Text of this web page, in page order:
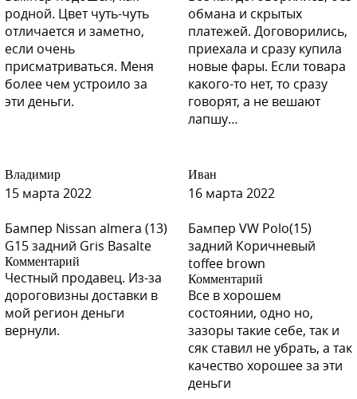
родной. Цвет чуть-чуть
отличается и заметно,
если очень
присматриваться. Меня
более чем устроило за
эти деньги.
обмана и скрытых
платежей. Договорились,
приехала и сразу купила
новые фары. Если товара
какого-то нет, то сразу
говорят, а не вешают
лапшу…
Владимир
15 марта 2022
Бампер Nissan almera (13)
G15 задний Gris Basalte
Комментарий
Честный продавец. Из-за
дороговизны доставки в
мой регион деньги
вернули.
Иван
16 марта 2022
Бампер VW Polo(15)
задний Коричневый
toffee brown
Комментарий
Все в хорошем
состоянии, одно но,
зазоры такие себе, так и
сяк ставил не убрать, а так
качество хорошее за эти
деньги